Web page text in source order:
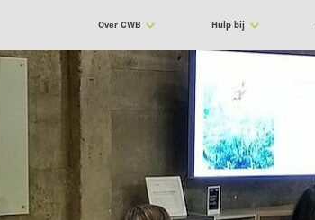
Over CWB Hulp bij